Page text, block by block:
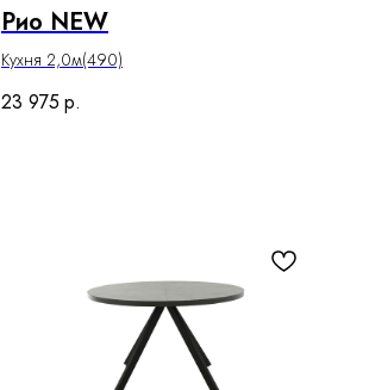
Рио NEW
Кухня 2,0м(490)
23 975 р.